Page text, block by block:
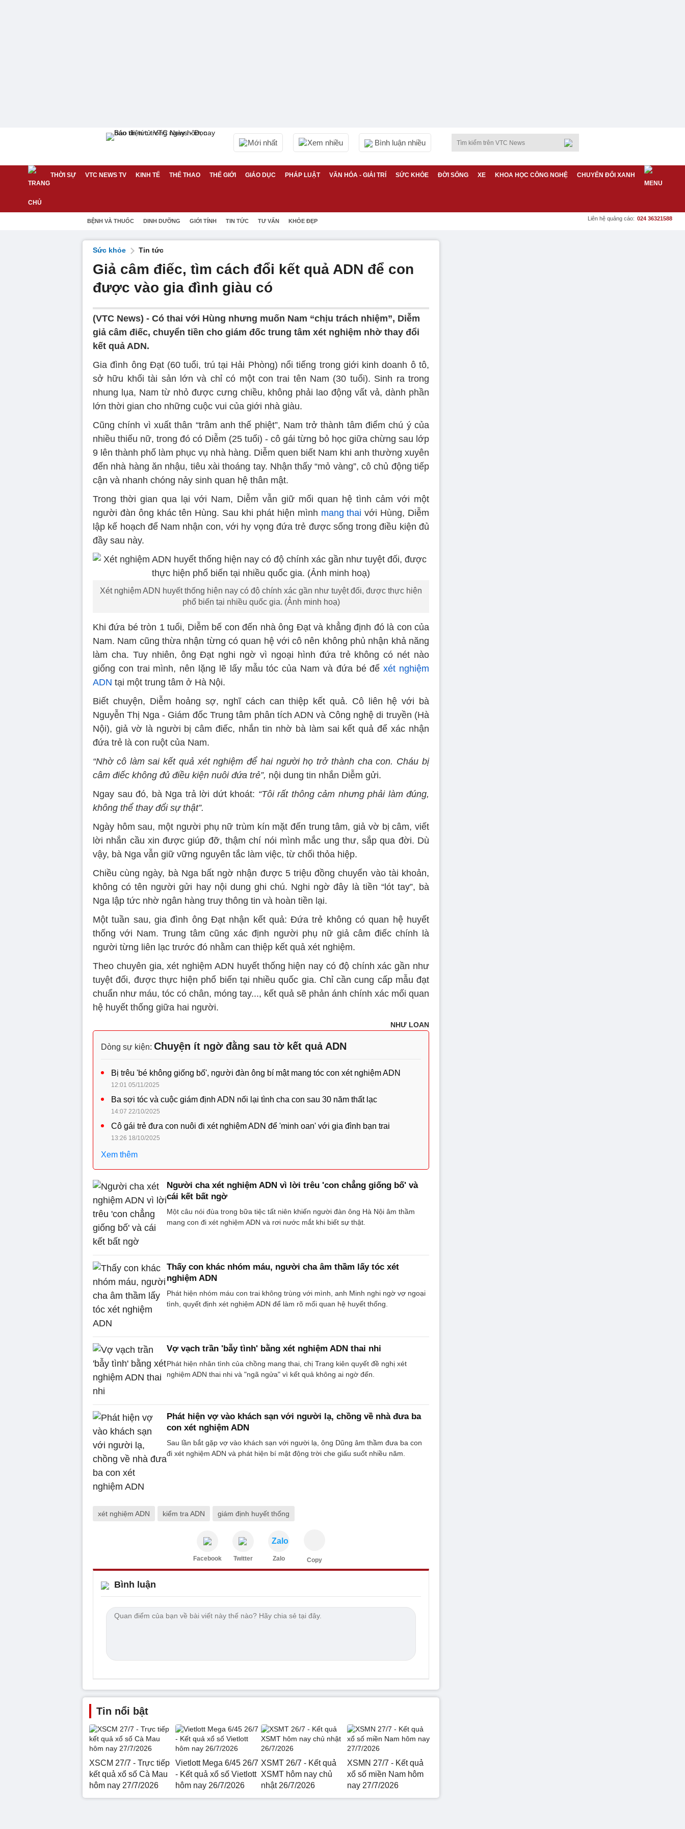
Mới nhất Xem nhiều Bình luận nhiều
THỜI SỰ VTC NEWS TV KINH TẾ THỂ THAO THẾ GIỚI GIÁO DỤC PHÁP LUẬT VĂN HÓA - GIẢI TRÍ SỨC KHỎE ĐỜI SỐNG XE KHOA HỌC CÔNG NGHỆ CHUYỂN ĐỔI XANH
BỆNH VÀ THUỐC DINH DƯỠNG GIỚI TÍNH TIN TỨC TƯ VẤN KHỎE ĐẸP Liên hệ quảng cáo: 024 36321588
Sức khỏe Tin tức
Giả câm điếc, tìm cách đổi kết quả ADN để con
được vào gia đình giàu có
(VTC News) - Có thai với Hùng nhưng muốn Nam “chịu trách nhiệm”, Diễm
giả câm điếc, chuyển tiền cho giám đốc trung tâm xét nghiệm nhờ thay đổi
kết quả ADN.
Gia đình ông Đạt (60 tuổi, trú tại Hải Phòng) nổi tiếng trong giới kinh doanh ô tô,
sở hữu khối tài sản lớn và chỉ có một con trai tên Nam (30 tuổi). Sinh ra trong
nhung lụa, Nam từ nhỏ được cưng chiều, không phải lao động vất vả, dành phần
lớn thời gian cho những cuộc vui của giới nhà giàu.
Cũng chính vì xuất thân “trâm anh thế phiệt”, Nam trở thành tâm điểm chú ý của
nhiều thiếu nữ, trong đó có Diễm (25 tuổi) - cô gái từng bỏ học giữa chừng sau lớp
9 lên thành phố làm phục vụ nhà hàng. Diễm quen biết Nam khi anh thường xuyên
đến nhà hàng ăn nhậu, tiêu xài thoáng tay. Nhận thấy “mỏ vàng”, cô chủ động tiếp
cận và nhanh chóng nảy sinh quan hệ thân mật.
Trong thời gian qua lại với Nam, Diễm vẫn giữ mối quan hệ tình cảm với một
người đàn ông khác tên Hùng. Sau khi phát hiện mình mang thai với Hùng, Diễm
lập kế hoạch để Nam nhận con, với hy vọng đứa trẻ được sống trong điều kiện đủ
đầy sau này.
Xét nghiệm ADN huyết thống hiện nay có độ chính xác gần như tuyệt đối, được thực hiện
phổ biến tại nhiều quốc gia. (Ảnh minh hoạ)
Khi đứa bé tròn 1 tuổi, Diễm bế con đến nhà ông Đạt và khẳng định đó là con của
Nam. Nam cũng thừa nhận từng có quan hệ với cô nên không phủ nhận khả năng
làm cha. Tuy nhiên, ông Đạt nghi ngờ vì ngoại hình đứa trẻ không có nét nào
giống con trai mình, nên lặng lẽ lấy mẫu tóc của Nam và đứa bé đểxét nghiệm
ADN tại một trung tâm ở Hà Nội.
Biết chuyện, Diễm hoảng sợ, nghĩ cách can thiệp kết quả. Cô liên hệ với bà
Nguyễn Thị Nga - Giám đốc Trung tâm phân tích ADN và Công nghệ di truyền (Hà
Nội), giả vờ là người bị câm điếc, nhắn tin nhờ bà làm sai kết quả để xác nhận
đứa trẻ là con ruột của Nam.
“Nhờ cô làm sai kết quả xét nghiệm để hai người họ trở thành cha con. Cháu bị
câm điếc không đủ điều kiện nuôi đứa trẻ”, nội dung tin nhắn Diễm gửi.
Ngay sau đó, bà Nga trả lời dứt khoát: “Tôi rất thông cảm nhưng phải làm đúng,
không thể thay đổi sự thật”.
Ngày hôm sau, một người phụ nữ trùm kín mặt đến trung tâm, giả vờ bị câm, viết
lời nhắn cầu xin được giúp đỡ, thậm chí nói mình mắc ung thư, sắp qua đời. Dù
vậy, bà Nga vẫn giữ vững nguyên tắc làm việc, từ chối thỏa hiệp.
Chiều cùng ngày, bà Nga bất ngờ nhận được 5 triệu đồng chuyển vào tài khoản,
không có tên người gửi hay nội dung ghi chú. Nghi ngờ đây là tiền “lót tay”, bà
Nga lập tức nhờ ngân hàng truy thông tin và hoàn tiền lại.
Một tuần sau, gia đình ông Đạt nhận kết quả: Đứa trẻ không có quan hệ huyết
thống với Nam. Trung tâm cũng xác định người phụ nữ giả câm điếc chính là
người từng liên lạc trước đó nhằm can thiệp kết quả xét nghiệm.
Theo chuyên gia, xét nghiệm ADN huyết thống hiện nay có độ chính xác gần như
tuyệt đối, được thực hiện phổ biến tại nhiều quốc gia. Chỉ cần cung cấp mẫu đạt
chuẩn như máu, tóc có chân, móng tay..., kết quả sẽ phản ánh chính xác mối quan
hệ huyết thống giữa hai người.
NHƯ LOAN
Dòng sự kiện: Chuyện ít ngờ đằng sau tờ kết quả ADN
Bị trêu 'bé không giống bố', người đàn ông bí mật mang tóc con xét nghiệm ADN
12:01 05/11/2025
Ba sợi tóc và cuộc giám định ADN nối lại tình cha con sau 30 năm thất lạc
14:07 22/10/2025
Cô gái trẻ đưa con nuôi đi xét nghiệm ADN để 'minh oan' với gia đình bạn trai
13:26 18/10/2025
Xem thêm
Người cha xét nghiệm ADN vì lời trêu 'con chẳng giống bố' và
cái kết bất ngờ
Một câu nói đùa trong bữa tiệc tất niên khiến người đàn ông Hà Nội âm thầm
mang con đi xét nghiệm ADN và rơi nước mắt khi biết sự thật.
Thấy con khác nhóm máu, người cha âm thầm lấy tóc xét
nghiệm ADN
Phát hiện nhóm máu con trai không trùng với mình, anh Minh nghi ngờ vợ ngoại
tình, quyết định xét nghiệm ADN để làm rõ mối quan hệ huyết thống.
Vợ vạch trần 'bẫy tình' bằng xét nghiệm ADN thai nhi
Phát hiện nhân tình của chồng mang thai, chị Trang kiên quyết đề nghị xét
nghiệm ADN thai nhi và "ngã ngửa" vì kết quả không ai ngờ đến.
Phát hiện vợ vào khách sạn với người lạ, chồng về nhà đưa ba
con xét nghiệm ADN
Sau lần bắt gặp vợ vào khách sạn với người lạ, ông Dũng âm thầm đưa ba con
đi xét nghiệm ADN và phát hiện bí mật động trời che giấu suốt nhiều năm.
xét nghiệm ADN kiểm tra ADN giám định huyết thống
Facebook Twitter
Zalo
Zalo Copy
Bình luận
Tin nổi bật
XSCM 27/7 - Trực tiếp
kết quả xổ số Cà Mau
hôm nay 27/7/2026
Vietlott Mega 6/45 26/7
- Kết quả xổ số Vietlott
hôm nay 26/7/2026
XSMT 26/7 - Kết quả
XSMT hôm nay chủ
nhật 26/7/2026
XSMN 27/7 - Kết quả
xổ số miền Nam hôm
nay 27/7/2026